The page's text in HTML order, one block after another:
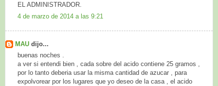
EL ADMINISTRADOR.
4 de marzo de 2014 a las 9:21
MAU dijo...
buenas noches .
a ver si entendi bien , cada sobre del acido contiene 25 gramos ,
por lo tanto deberia usar la misma cantidad de azucar , para
expolvorear por los lugares que yo deseo de la casa , el acido